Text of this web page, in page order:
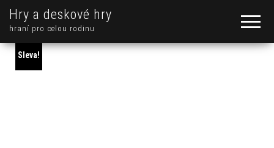
Hry a deskové hry
hraní pro celou rodinu
Sleva!